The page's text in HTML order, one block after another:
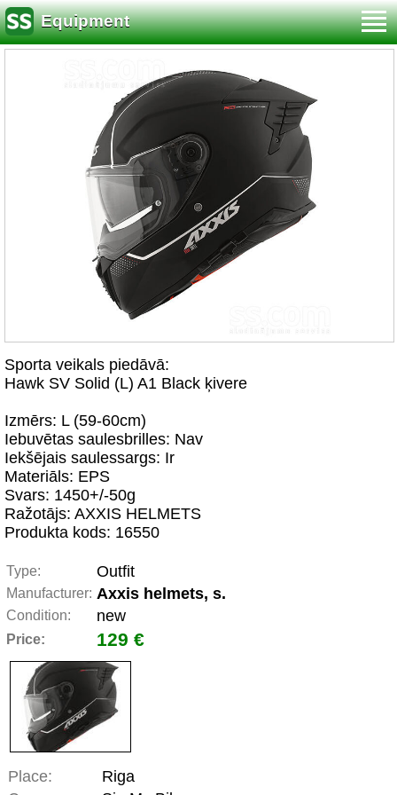
Equipment
Sporta veikals piedāvā:
Hawk SV Solid (L) A1 Black ķivere
Izmērs: L (59-60cm)
Iebuvētas saulesbrilles: Nav
Iekšējais saulessargs: Ir
Materiāls: EPS
Svars: 1450+/-50g
Ražotājs: AXXIS HELMETS
Produkta kods: 16550
Type: Outfit
Manufacturer: Axxis helmets, s.
Condition: new
Price: 129 €
Place:
Riga